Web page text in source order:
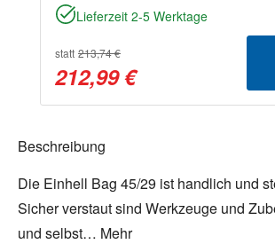
Lieferzeit 2-5 Werktage
statt 213,74 €
212,99 €
Beschreibung
Die Einhell Bag 45/29 ist handlich und
Sicher verstaut sind Werkzeuge und
und selbst… Mehr